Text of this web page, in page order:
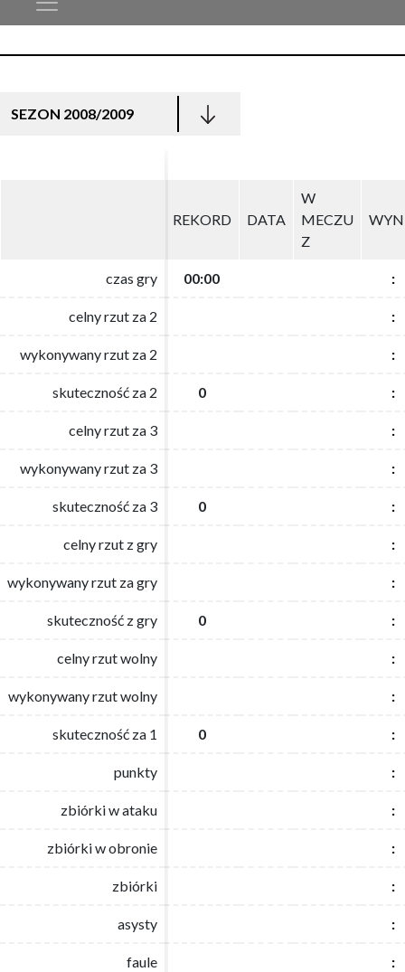
SEZON 2008/2009
REKORD DATA
W
MECZU
Z
czas gry 00:00 :
celny rzut za 2 :
wykonywany rzut za 2 :
skuteczność za 2 0 :
celny rzut za 3 :
wykonywany rzut za 3 :
skuteczność za 3 0 :
celny rzut z gry :
wykonywany rzut za gry :
skuteczność z gry 0 :
celny rzut wolny :
wykonywany rzut wolny :
skuteczność za 1 0 :
punkty :
zbiórki w ataku :
zbiórki w obronie :
zbiórki :
asysty :
faule :
REKORD DATA
W
MECZU
Z
czas gry 00:00 :
celny rzut za 2 :
wykonywany rzut za 2 :
skuteczność za 2 0 :
celny rzut za 3 :
wykonywany rzut za 3 :
skuteczność za 3 0 :
celny rzut z gry :
wykonywany rzut za gry :
skuteczność z gry 0 :
celny rzut wolny :
wykonywany rzut wolny :
skuteczność za 1 0 :
punkty :
zbiórki w ataku :
zbiórki w obronie :
zbiórki :
asysty :
faule :